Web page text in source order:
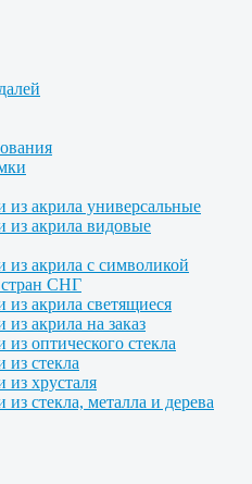
из акрила универсальные
из акрила видовые
из акрила с символикой
стран СНГ
акрила светящиеся
акрила на заказ
оптического стекла
стекла
из хрусталя
стекла, металла и дерева